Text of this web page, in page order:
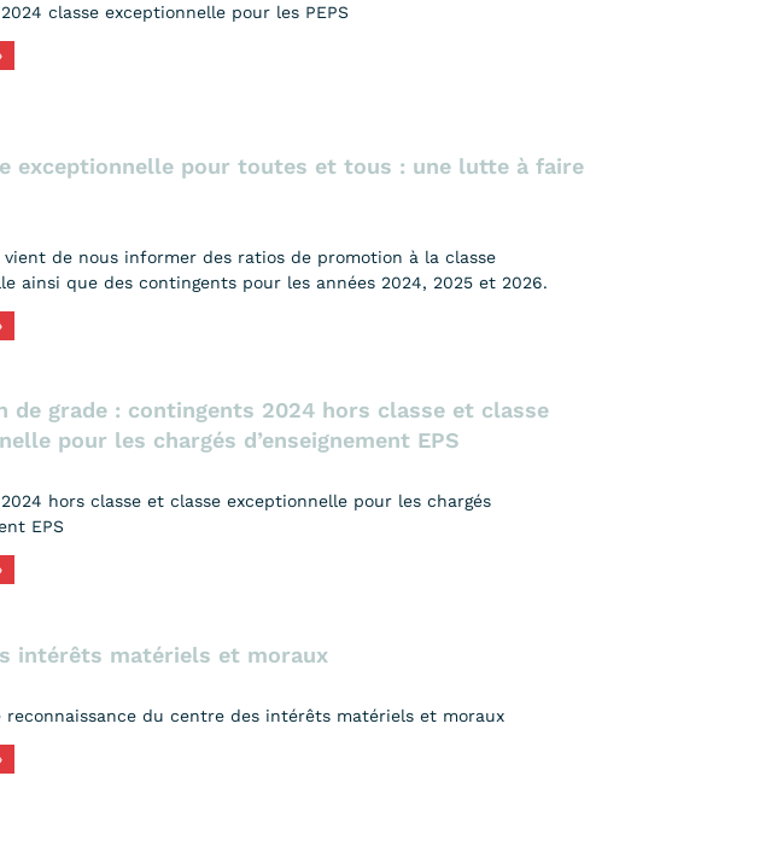
classe exceptionnelle pour les PEPS
exceptionnelle pour toutes et tous : une lutte à faire
vient de nous informer des ratios de promotion à la classe
ainsi que des contingents pour les années 2024, 2025 et 2026.
de grade : contingents 2024 hors classe et classe
pour les chargés d’enseignement EPS
hors classe et classe exceptionnelle pour les chargés
EPS
intérêts matériels et moraux
reconnaissance du centre des intérêts matériels et moraux